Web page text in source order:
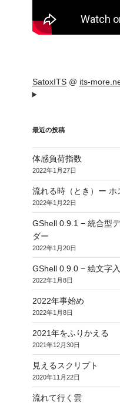
SatoxITS@ its-
最近の投稿
体感負荷指数
2022年1月27日
流れる時（とき）ー
2022年1月22日
GShell 0.9.1 − 統合型
ダー
2022年1月20日
GShell 0.9.0 − 絵文字
2022年1月8日
2022年事始め
2022年1月8日
2021年をふりかえる
2021年12月30日
見えるスクリプト
2020年11月22日
流れて行く雲